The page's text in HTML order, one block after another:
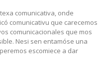
comunicativa, onde
comunicativu que carecemos
comunicacionales que mos
Nesi sen entamóse una
escomiece a dar